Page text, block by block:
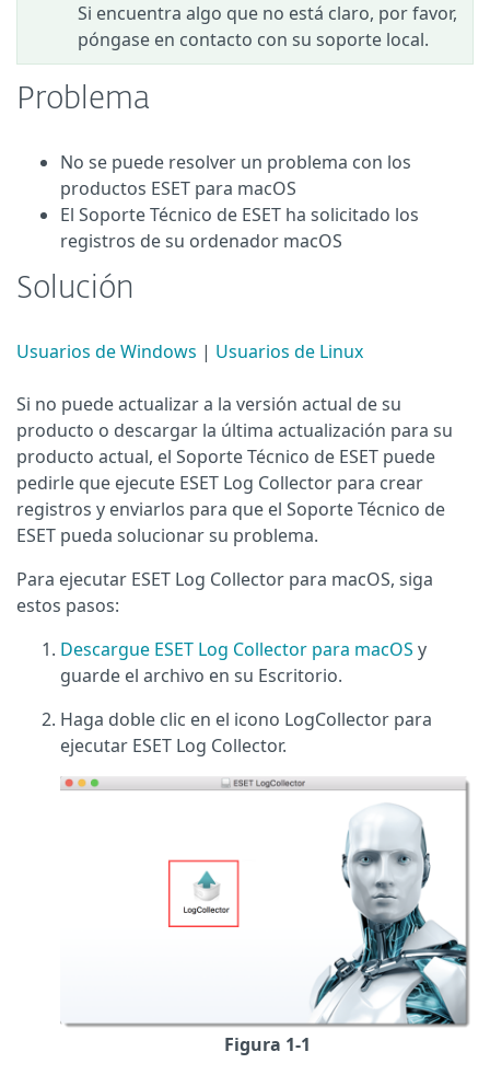
Si encuentra algo que no está claro, por favor,
póngase en contacto con su soporte local.
Problema
No se puede resolver un problema con los
productos ESET para macOS
El Soporte Técnico de ESET ha solicitado los
registros de su ordenador macOS
Solución
Usuarios de Windows | Usuarios de Linux
Si no puede actualizar a la versión actual de su
producto o descargar la última actualización para su
producto actual, el Soporte Técnico de ESET puede
pedirle que ejecute ESET Log Collector para crear
registros y enviarlos para que el Soporte Técnico de
ESET pueda solucionar su problema.
Para ejecutar ESET Log Collector para macOS, siga
estos pasos:
Descargue ESET Log Collector para macOS y
guarde el archivo en su Escritorio.
Haga doble clic en el icono LogCollector para
ejecutar ESET Log Collector.
Figura 1-1